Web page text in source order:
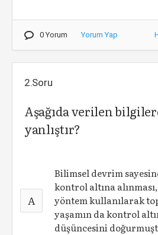
0 Yorum Yorum Yap
2.Soru
Aşağıda verilen
yanlıştır?
A
Bilimsel devrim
kontrol altına
yöntem kullanılarak
yaşamın da kontrol
düşüncesini